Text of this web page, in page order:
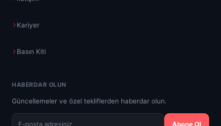
Kariyer
Basın Kiti
HABERDAR OLUN
Güncellemeler ve özel tekliflerden haberdar olun.
Abone Ol